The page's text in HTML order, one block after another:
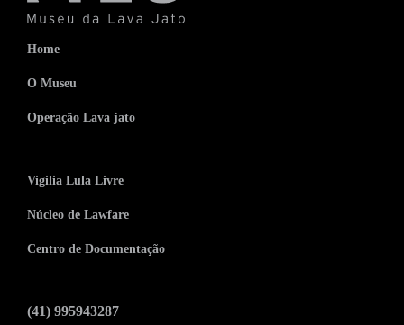
Home
O Museu
Operação Lava jato
Vigilia Lula Livre
Núcleo de Lawfare
Centro de Documentação
(41) 995943287